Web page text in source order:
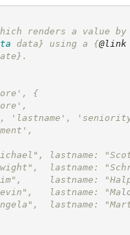
renders a value
data} using a {@link
.
{
'lastname',
lastname:
lastname:
lastname:
lastname:
lastname: